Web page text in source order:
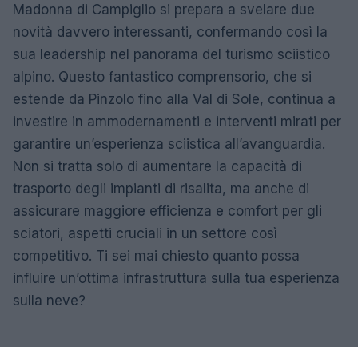
Madonna di Campiglio si prepara a svelare due
novità davvero interessanti, confermando così la
sua leadership nel panorama del turismo sciistico
alpino. Questo fantastico comprensorio, che si
estende da Pinzolo fino alla Val di Sole, continua a
investire in ammodernamenti e interventi mirati per
garantire un’esperienza sciistica all’avanguardia.
Non si tratta solo di aumentare la capacità di
trasporto degli impianti di risalita, ma anche di
assicurare maggiore efficienza e comfort per gli
sciatori, aspetti cruciali in un settore così
competitivo. Ti sei mai chiesto quanto possa
influire un’ottima infrastruttura sulla tua esperienza
sulla neve?